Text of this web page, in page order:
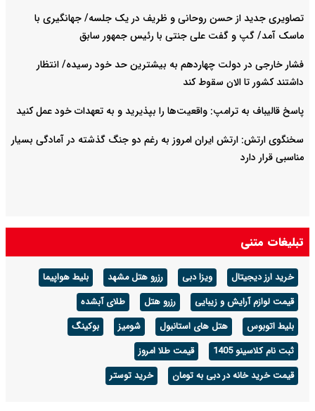
تصاویری جدید از حسن روحانی و ظریف در یک جلسه/ جهانگیری با
ماسک آمد/ گپ و گفت علی جنتی با رئیس جمهور سابق
فشار خارجی در دولت چهاردهم به بیشترین حد خود رسیده/ انتظار
داشتند کشور تا الان سقوط کند
پاسخ قالیباف به ترامپ: واقعیت‌ها را بپذیرید و به تعهدات خود عمل کنید
سخنگوی ارتش: ارتش ایران امروز به رغم دو جنگ گذشته در آمادگی بسیار
مناسبی قرار دارد
تبلیغات متنی
خرید ارز دیجیتال ویزا دبی رزرو هتل مشهد
بلیط هواپیما
قیمت لوازم آرایش و زیبایی
رزرو هتل
طلای آبشده
بلیط اتوبوس
هتل های استانبول شومیز
بوکینگ
ثبت نام کلاسینو 1405
قیمت طلا امروز
قیمت خرید خانه در دبی به تومان
خرید توستر